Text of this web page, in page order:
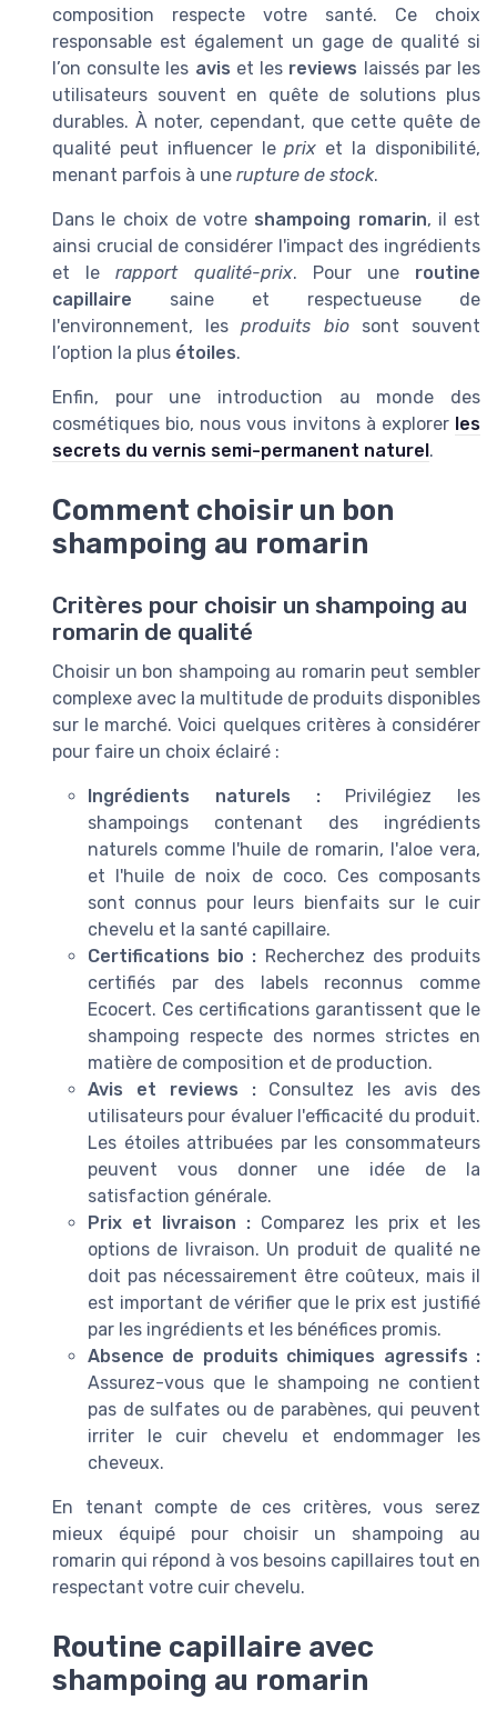
composition respecte votre santé. Ce choix
responsable est également un gage de qualité si
l’on consulte les avis et les reviews laissés par les
utilisateurs souvent en quête de solutions plus
durables. À noter, cependant, que cette quête de
qualité peut influencer leprix et la disponibilité,
menant parfois à une rupture de stock.
Dans le choix de votre shampoing romarin, il est
ainsi crucial de considérer l'impact des ingrédients
et lerapport qualité-prix. Pour une routine
capillaire saine et respectueuse de
l'environnement, lesproduits biosont souvent
l’option la plus étoiles.
Enfin, pour une introduction au monde des
cosmétiques bio, nous vous invitons à explorer les
secrets du vernis semi-permanent naturel.
Comment choisir un bon
shampoing au romarin
Critères pour choisir un shampoing au
romarin de qualité
Choisir un bon shampoing au romarin peut sembler
complexe avec la multitude de produits disponibles
sur le marché. Voici quelques critères à considérer
pour faire un choix éclairé :
Ingrédients naturels :Privilégiez les
shampoings contenant des ingrédients
naturels comme l'huile de romarin, l'aloe vera,
et l'huile de noix de coco. Ces composants
sont connus pour leurs bienfaits sur le cuir
chevelu et la santé capillaire.
Certifications bio : Recherchez des produits
certifiés par des labels reconnus comme
Ecocert. Ces certifications garantissent que le
shampoing respecte des normes strictes en
matière de composition et de production.
Avis et reviews :Consultez les avis des
utilisateurs pour évaluer l'efficacité du produit.
Les étoiles attribuées par les consommateurs
peuvent vous donner une idée de la
satisfaction générale.
Prix et livraison : Comparez les prix et les
options de livraison. Un produit de qualité ne
doit pas nécessairement être coûteux, mais il
est important de vérifier que le prix est justifié
par les ingrédients et les bénéfices promis.
Absence de produits chimiques agressifs :
Assurez-vous que le shampoing ne contient
pas de sulfates ou de parabènes, qui peuvent
irriter le cuir chevelu et endommager les
cheveux.
En tenant compte de ces critères, vous serez
mieux équipé pour choisir un shampoing au
romarin qui répond à vos besoins capillaires tout en
respectant votre cuir chevelu.
Routine capillaire avec
shampoing au romarin